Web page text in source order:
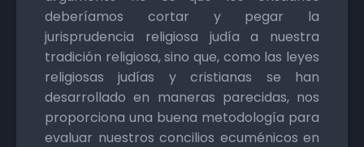
deberíamos cortar y pegar la
jurisprudencia religiosa judía a nuestra
tradición religiosa, sino que, como las leyes
religiosas judías y cristianas se han
desarrollado en maneras parecidas, nos
proporciona una buena metodología para
evaluar nuestros concilios ecuménicos en